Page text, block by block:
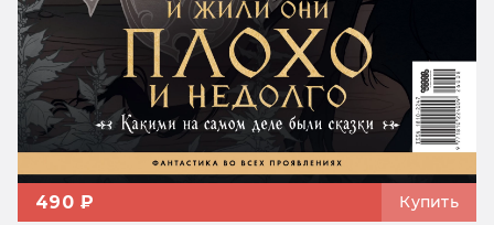
490 ₽ Купить